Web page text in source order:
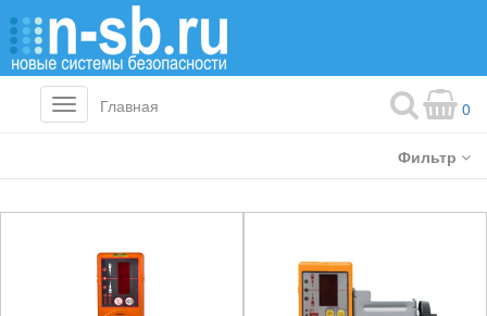
Toggle
navigation
Главная 0
Фильтр